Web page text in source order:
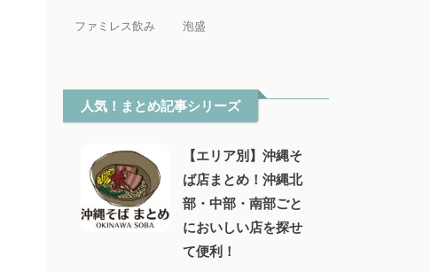
ファミレス飲み 泡盛
人気！まとめ記事シリーズ
【エリア別】沖縄そ
ば店まとめ！沖縄北
部・中部・南部ごと
においしい店を探せ
て便利！